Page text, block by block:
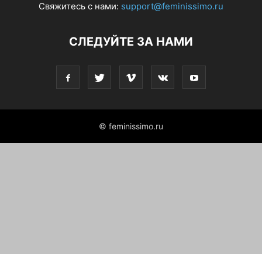
Свяжитесь с нами: support@feminissimo.ru
СЛЕДУЙТЕ ЗА НАМИ
© feminissimo.ru